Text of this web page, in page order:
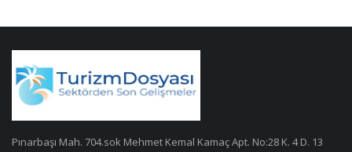
Pınarbaşı Mah. 704.sok Mehmet Kemal Kamaç Apt. No:28 K. 4 D. 13